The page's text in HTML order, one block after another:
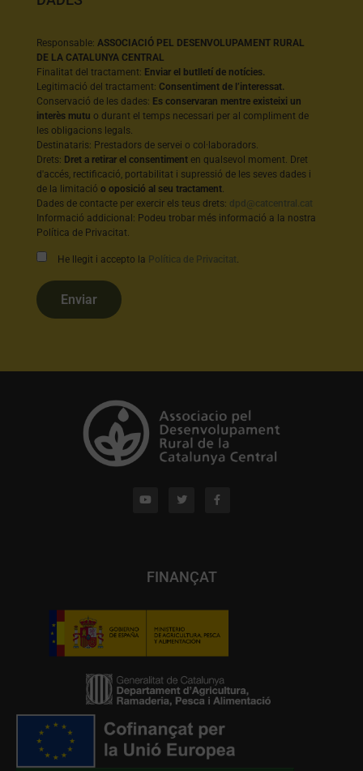
Responsable:ASSOCIACIÓ PEL DESENVOLUPAMENT RURAL
DE LA CATALUNYA CENTRAL
Finalitat del tractament: Enviar el butlletí de notícies.
Legitimació del tractament:Consentiment de l’interessat.
Conservació de les dades: Es conservaran mentre existeixi un
interès mutu o durant el temps necessari per al compliment de
les obligacions legals.
Destinataris: Prestadors de servei o col·laboradors.
Drets: Dret a retirar el consentiment en qualsevol moment. Dret
d'accés, rectificació, portabilitat i supressió de les seves dades i
de la limitacióo oposició al seu tractament.
Dades de contacte per exercir els teus drets: dpd@catcentral.cat
Informació addicional: Podeu trobar més informació a la nostra
Política de Privacitat.
He llegit i accepto la Política de Privacitat.
Enviar
FINANÇAT